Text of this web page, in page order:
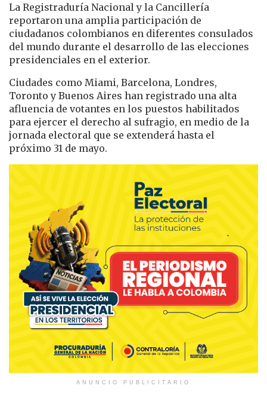
La Registraduría Nacional y la Cancillería
reportaron una amplia participación de
ciudadanos colombianos en diferentes consulados
del mundo durante el desarrollo de las elecciones
presidenciales en el exterior.
Ciudades como Miami, Barcelona, Londres,
Toronto y Buenos Aires han registrado una alta
afluencia de votantes en los puestos habilitados
para ejercer el derecho al sufragio, en medio de la
jornada electoral que se extenderá hasta el
próximo 31 de mayo.
ANUNCIO PUBLICITARIO